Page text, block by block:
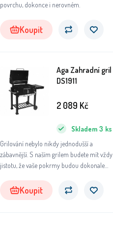
povrchu, dokonce i nerovném.
Koupit
Aga Zahradní gril
DS1911
Grilování nebylo nikdy jednodušší a
zábavnější. S naším grilem budete mít vždy
jistotu, že vaše pokrmy budou dokonale
Skladem 3 ks
2 089 Kč
Koupit